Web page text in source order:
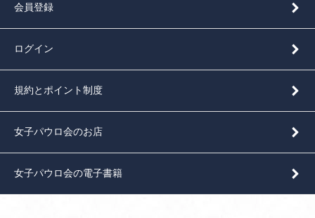
会員登録
ログイン
規約とポイント制度
女子パウロ会のお店
女子パウロ会の電子書籍